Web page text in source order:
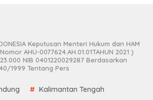
Keputusan Menteri Hukum dan HAM
AHU-0077624.AH.01.01TAHUN 2021 )
NIB 0401220029287 Berdasarkan
1999 Tentang Pers
Kalimantan Tengah